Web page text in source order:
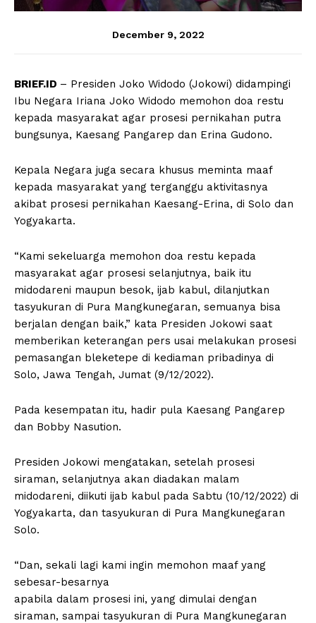
December 9, 2022
BRIEF.ID – Presiden Joko Widodo (Jokowi) didampingi
Ibu Negara Iriana Joko Widodo memohon doa restu
kepada masyarakat agar prosesi pernikahan putra
bungsunya, Kaesang Pangarep dan Erina Gudono.
Kepala Negara juga secara khusus meminta maaf
kepada masyarakat yang terganggu aktivitasnya
akibat prosesi pernikahan Kaesang-Erina, di Solo dan
Yogyakarta.
“Kami sekeluarga memohon doa restu kepada
masyarakat agar prosesi selanjutnya, baik itu
midodareni maupun besok, ijab kabul, dilanjutkan
tasyukuran di Pura Mangkunegaran, semuanya bisa
berjalan dengan baik,” kata Presiden Jokowi saat
memberikan keterangan pers usai melakukan prosesi
pemasangan bleketepe di kediaman pribadinya di
Solo, Jawa Tengah, Jumat (9/12/2022).
Pada kesempatan itu, hadir pula Kaesang Pangarep
dan Bobby Nasution.
Presiden Jokowi mengatakan, setelah prosesi
siraman, selanjutnya akan diadakan malam
midodareni, diikuti ijab kabul pada Sabtu (10/12/2022) di
Yogyakarta, dan tasyukuran di Pura Mangkunegaran
Solo.
“Dan, sekali lagi kami ingin memohon maaf yang
sebesar-besarnya
apabila dalam prosesi ini, yang dimulai dengan
siraman, sampai tasyukuran di Pura Mangkunegaran